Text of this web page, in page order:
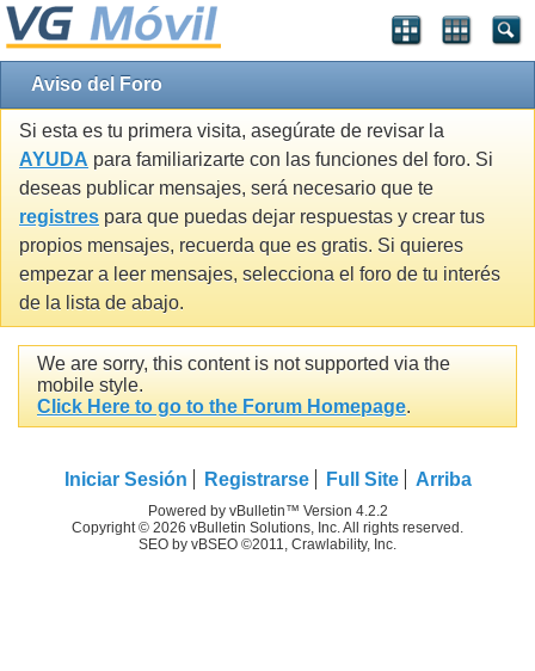
Aviso del Foro
Si esta es tu primera visita, asegúrate de revisar la
AYUDA para familiarizarte con las funciones del foro. Si
deseas publicar mensajes, será necesario que te
registres para que puedas dejar respuestas y crear tus
propios mensajes, recuerda que es gratis. Si quieres
empezar a leer mensajes, selecciona el foro de tu interés
de la lista de abajo.
We are sorry, this content is not supported via the
mobile style.
Click Here to go to the Forum Homepage.
Iniciar Sesión Registrarse Full Site Arriba
Powered by vBulletin™ Version 4.2.2
Copyright © 2026 vBulletin Solutions, Inc. All rights reserved.
SEO by vBSEO ©2011, Crawlability, Inc.